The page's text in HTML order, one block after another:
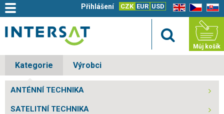
EN CZ SK
CZK EUR USD
Přihlášení
Můj košík
Kategorie Výrobci
ANTÉNNÍ TECHNIKA
SATELITNÍ TECHNIKA